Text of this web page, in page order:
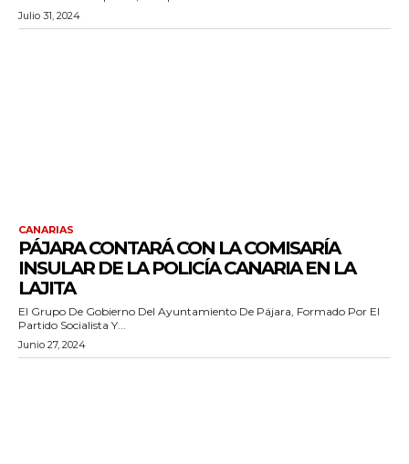
Julio 31, 2024
CANARIAS
PÁJARA CONTARÁ CON LA COMISARÍA
INSULAR DE LA POLICÍA CANARIA EN LA
LAJITA
El Grupo De Gobierno Del Ayuntamiento De Pájara, Formado Por El
Partido Socialista Y...
Junio 27, 2024